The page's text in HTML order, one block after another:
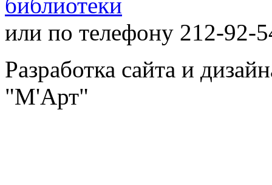
или по телефону 212-92-
Разработка сайта и
"М'Арт"